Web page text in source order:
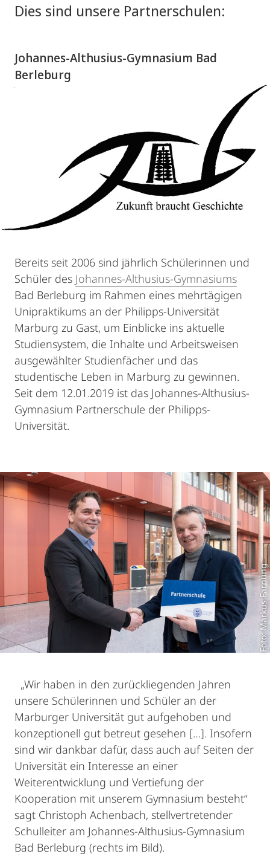
Dies sind unsere Partnerschulen:
Johannes-Althusius-Gymnasium Bad
Berleburg
Bereits seit 2006 sind jährlich Schülerinnen und
Schüler des Johannes-Althusius-Gymnasiums
Bad Berleburg im Rahmen eines mehrtägigen
Unipraktikums an der Philipps-Universität
Marburg zu Gast, um Einblicke ins aktuelle
Studiensystem, die Inhalte und Arbeitsweisen
ausgewählter Studienfächer und das
studentische Leben in Marburg zu gewinnen.
Seit dem 12.01.2019 ist das Johannes-Althusius-
Gymnasium Partnerschule der Philipps-
Universität.
Foto: Markus Farnung
„Wir haben in den zurückliegenden Jahren
unsere Schülerinnen und Schüler an der
Marburger Universität gut aufgehoben und
konzeptionell gut betreut gesehen […]. Insofern
sind wir dankbar dafür, dass auch auf Seiten der
Universität ein Interesse an einer
Weiterentwicklung und Vertiefung der
Kooperation mit unserem Gymnasium besteht“
sagt Christoph Achenbach, stellvertretender
Schulleiter am Johannes-Althusius-Gymnasium
Bad Berleburg (rechts im Bild).